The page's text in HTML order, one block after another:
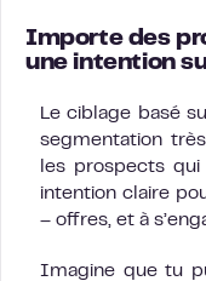
Importe des
une intention
Le ciblage basé
segmentation
les prospects
intention claire
– offres, et à
Imagine que tu